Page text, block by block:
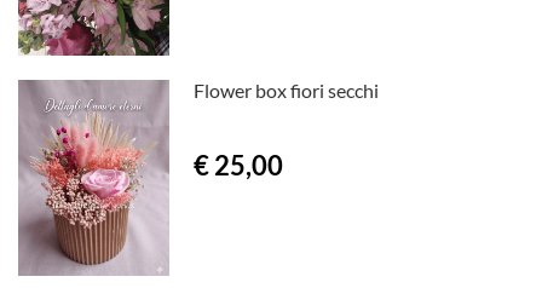
Flower box fiori secchi
€ 25,00